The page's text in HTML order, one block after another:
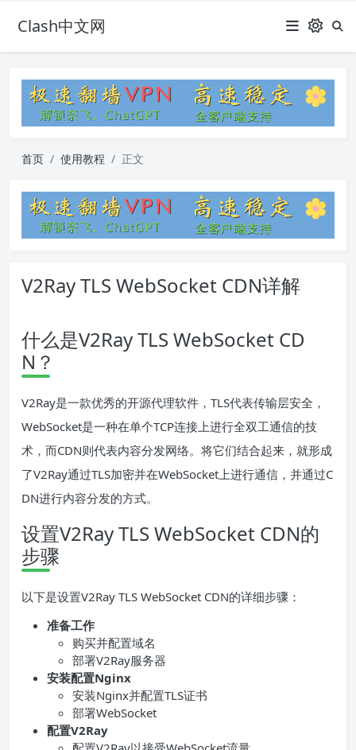
Clash中文网
首页 使用教程 正文
V2Ray TLS WebSocket CDN详解
什么是V2Ray TLS WebSocket CD
N？
V2Ray是一款优秀的开源代理软件，TLS代表传输层安全，
WebSocket是一种在单个TCP连接上进行全双工通信的技
术，而CDN则代表内容分发网络。将它们结合起来，就形成
了V2Ray通过TLS加密并在WebSocket上进行通信，并通过C
DN进行内容分发的方式。
设置V2Ray TLS WebSocket CDN的
步骤
以下是设置V2Ray TLS WebSocket CDN的详细步骤：
准备工作
购买并配置域名
部署V2Ray服务器
安装配置Nginx
安装Nginx并配置TLS证书
部署WebSocket
配置V2Ray